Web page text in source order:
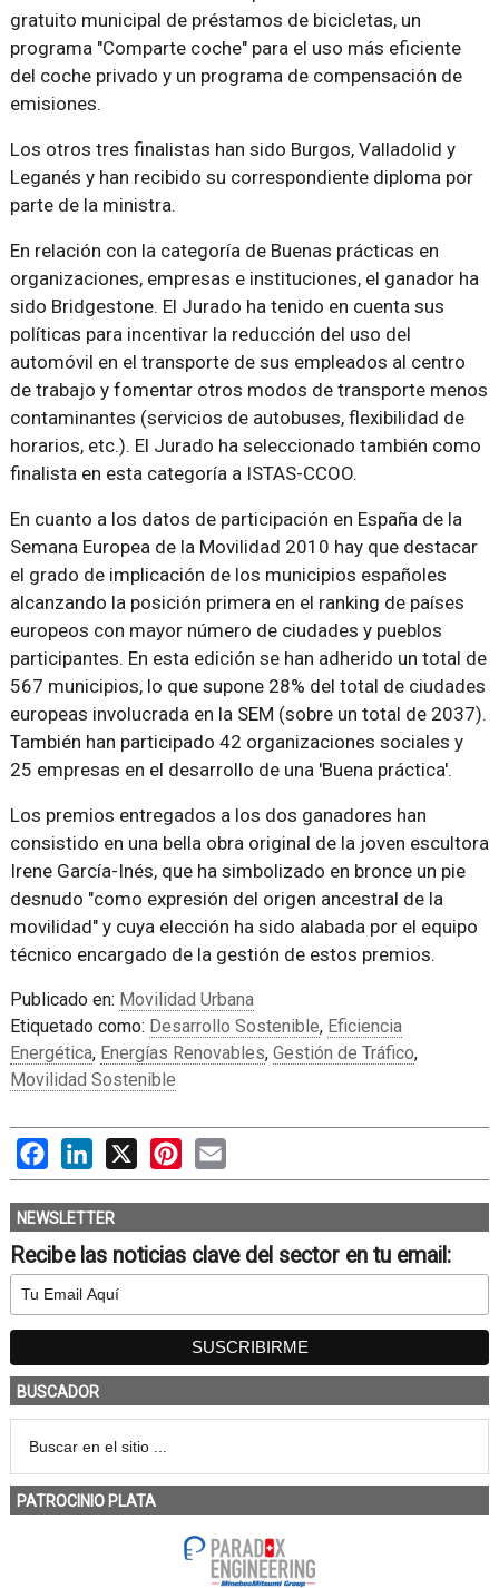
gratuito municipal de préstamos de bicicletas, un
programa "Comparte coche" para el uso más eficiente
del coche privado y un programa de compensación de
emisiones.
Los otros tres finalistas han sido Burgos, Valladolid y
Leganés y han recibido su correspondiente diploma por
parte de la ministra.
En relación con la categoría de Buenas prácticas en
organizaciones, empresas e instituciones, el ganador ha
sido Bridgestone. El Jurado ha tenido en cuenta sus
políticas para incentivar la reducción del uso del
automóvil en el transporte de sus empleados al centro
de trabajo y fomentar otros modos de transporte menos
contaminantes (servicios de autobuses, flexibilidad de
horarios, etc.). El Jurado ha seleccionado también como
finalista en esta categoría a ISTAS-CCOO.
En cuanto a los datos de participación en España de la
Semana Europea de la Movilidad 2010 hay que destacar
el grado de implicación de los municipios españoles
alcanzando la posición primera en el ranking de países
europeos con mayor número de ciudades y pueblos
participantes. En esta edición se han adherido un total de
567 municipios, lo que supone 28% del total de ciudades
europeas involucrada en la SEM (sobre un total de 2037).
También han participado 42 organizaciones sociales y
25 empresas en el desarrollo de una 'Buena práctica'.
Los premios entregados a los dos ganadores han
consistido en una bella obra original de la joven escultora
Irene García-Inés, que ha simbolizado en bronce un pie
desnudo "como expresión del origen ancestral de la
movilidad" y cuya elección ha sido alabada por el equipo
técnico encargado de la gestión de estos premios.
Publicado en: Movilidad Urbana
Etiquetado como: Desarrollo Sostenible, Eficiencia
Energética, Energías Renovables, Gestión de Tráfico,
Movilidad Sostenible
FacebookLinkedIn
X PinterestEmail
NEWSLETTER
Recibe las noticias clave del sector en tu email:
BUSCADOR
PATROCINIO PLATA